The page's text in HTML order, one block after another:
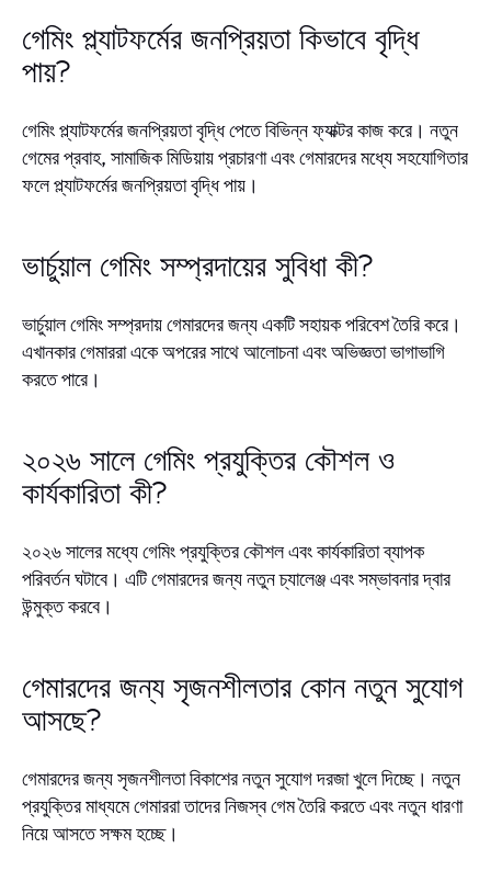
গেমিং প্ল্যাটফর্মের জনপ্রিয়তা কিভাবে বৃদ্ধি
পায়?
গেমিং প্ল্যাটফর্মের জনপ্রিয়তা বৃদ্ধি পেতে বিভিন্ন ফ্যাক্টর কাজ করে। নতুন
গেমের প্রবাহ, সামাজিক মিডিয়ায় প্রচারণা এবং গেমারদের মধ্যে সহযোগিতার
ফলে প্ল্যাটফর্মের জনপ্রিয়তা বৃদ্ধি পায়।
ভার্চুয়াল গেমিং সম্প্রদায়ের সুবিধা কী?
ভার্চুয়াল গেমিং সম্প্রদায় গেমারদের জন্য একটি সহায়ক পরিবেশ তৈরি করে।
এখানকার গেমাররা একে অপরের সাথে আলোচনা এবং অভিজ্ঞতা ভাগাভাগি
করতে পারে।
২০২৬ সালে গেমিং প্রযুক্তির কৌশল ও
কার্যকারিতা কী?
২০২৬ সালের মধ্যে গেমিং প্রযুক্তির কৌশল এবং কার্যকারিতা ব্যাপক
পরিবর্তন ঘটাবে। এটি গেমারদের জন্য নতুন চ্যালেঞ্জ এবং সম্ভাবনার দ্বার
উন্মুক্ত করবে।
গেমারদের জন্য সৃজনশীলতার কোন নতুন সুযোগ
আসছে?
গেমারদের জন্য সৃজনশীলতা বিকাশের নতুন সুযোগ দরজা খুলে দিচ্ছে। নতুন
প্রযুক্তির মাধ্যমে গেমাররা তাদের নিজস্ব গেম তৈরি করতে এবং নতুন ধারণা
নিয়ে আসতে সক্ষম হচ্ছে।